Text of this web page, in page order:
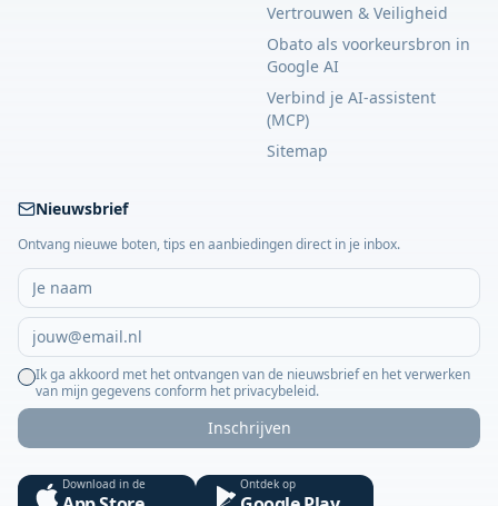
Vertrouwen & Veiligheid
Obato als voorkeursbron in
Google AI
Verbind je AI-assistent
(MCP)
Sitemap
Nieuwsbrief
Ontvang nieuwe boten, tips en aanbiedingen direct in je inbox.
Ik ga akkoord met het ontvangen van de nieuwsbrief en het verwerken
van mijn gegevens conform het privacybeleid.
Inschrijven
Download in de Ontdek op